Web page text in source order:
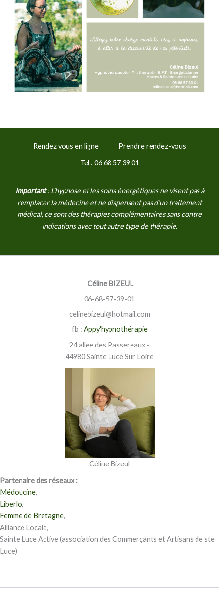
Rendez vous en ligne
Prendre rendez-vous
Tel : 06 68 57 39 01
Important: L'hypnose et les soins énergétiques ne visent pas à
remplacer la médecine et ne dispensent pas d’un traitement
médical, ce sont des thérapies complémentaires sans contre
indications avec tout autre type de thérapie.
Céline BIZEUL
06-68-57-39-01
celinebizeul@hotmail.com
fb : Appy'hypnothérapie
24 allée des Passereaux -
44980 Sainte Luce Sur Loire
Céline Bizeul
Partenaire des réseaux :
Médoucine,
Liberlo,
Femme de Bretagne,
Alliance Locale,
Sainte Luce Active (association des Commerçants et Artisans de ste
Luce)